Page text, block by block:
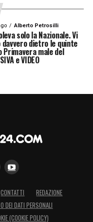
Alberto Petrosilli
solo la Nazionale. Vi
davvero dietro le quinte
Primavera male del
e VIDEO
CONTATTI
REDAZIONE
DEI DATI PERSONALI
(COOKIE POLICY)